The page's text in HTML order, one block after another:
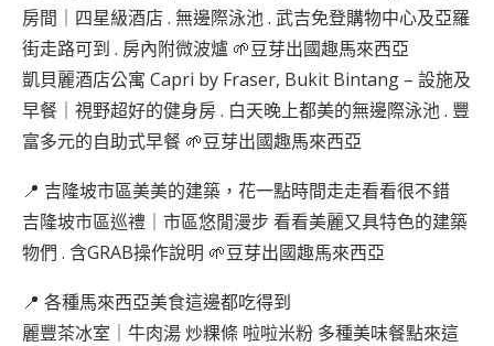
房間｜四星級酒店 . 無邊際泳池 . 武吉免登購物中心及亞羅
街走路可到 . 房內附微波爐 🌱豆芽出國趣馬來西亞
凱貝麗酒店公寓 Capri by Fraser, Bukit Bintang – 設施及
早餐｜視野超好的健身房 . 白天晚上都美的無邊際泳池 . 豐
富多元的自助式早餐 🌱豆芽出國趣馬來西亞
📍 吉隆坡市區美美的建築，花一點時間走走看看很不錯
吉隆坡市區巡禮｜市區悠閒漫步 看看美麗又具特色的建築
物們 . 含GRAB操作說明 🌱豆芽出國趣馬來西亞
📍 各種馬來西亞美食這邊都吃得到
麗豐茶冰室｜牛肉湯 炒粿條 啦啦米粉 多種美味餐點來這